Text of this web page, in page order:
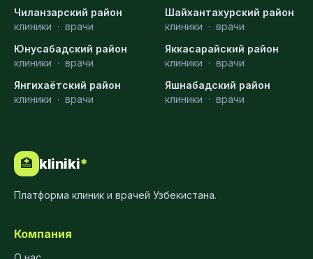
Чиланзарский район
клиники · врачи
Шайхантахурский район
клиники · врачи
Юнусабадский район
клиники · врачи
Яккасарайский район
клиники · врачи
Янгихаётский район
клиники · врачи
Яшнабадский район
клиники · врачи
🏥 kliniki*
Платформа клиник и врачей Узбекистана.
Компания